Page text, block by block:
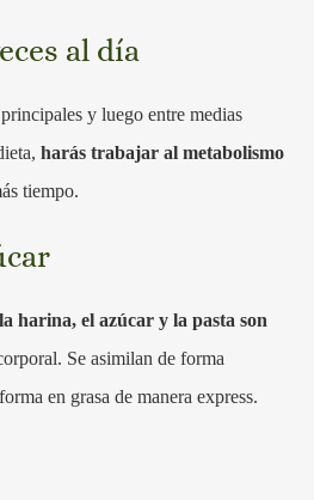
al día
y luego entre medias
harás trabajar al metabolismo
tiempo.
harina, el azúcar y la pasta son
Se asimilan de forma
en grasa de manera express.